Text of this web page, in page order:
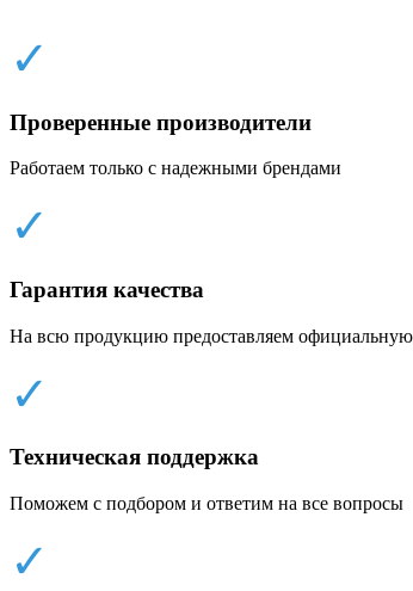
✓
Проверенные производители
Работаем только с надежными брендами
✓
Гарантия качества
На всю продукцию предоставляем
✓
Техническая поддержка
Поможем с подбором и ответим на все вопросы
✓